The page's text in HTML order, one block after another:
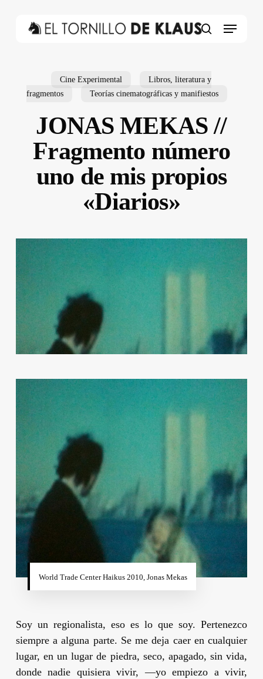
Menu
Cine Experimental
Libros, literatura y
fragmentos
Teorías cinematográficas y manifiestos
JONAS MEKAS //
Fragmento número
uno de mis propios
«Diarios»
World Trade Center Haikus 2010, Jonas Mekas
Soy un regionalista, eso es lo que soy. Pertenezco
siempre a alguna parte. Se me deja caer en cualquier
lugar, en un lugar de piedra, seco, apagado, sin vida,
donde nadie quisiera vivir, —yo empiezo a vivir,